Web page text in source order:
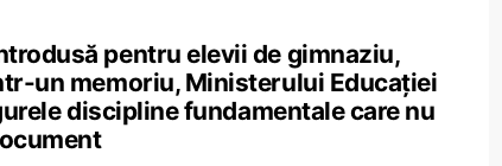
pentru elevii de gimnaziu,
un memoriu, Ministerului Educației
discipline fundamentale care nu